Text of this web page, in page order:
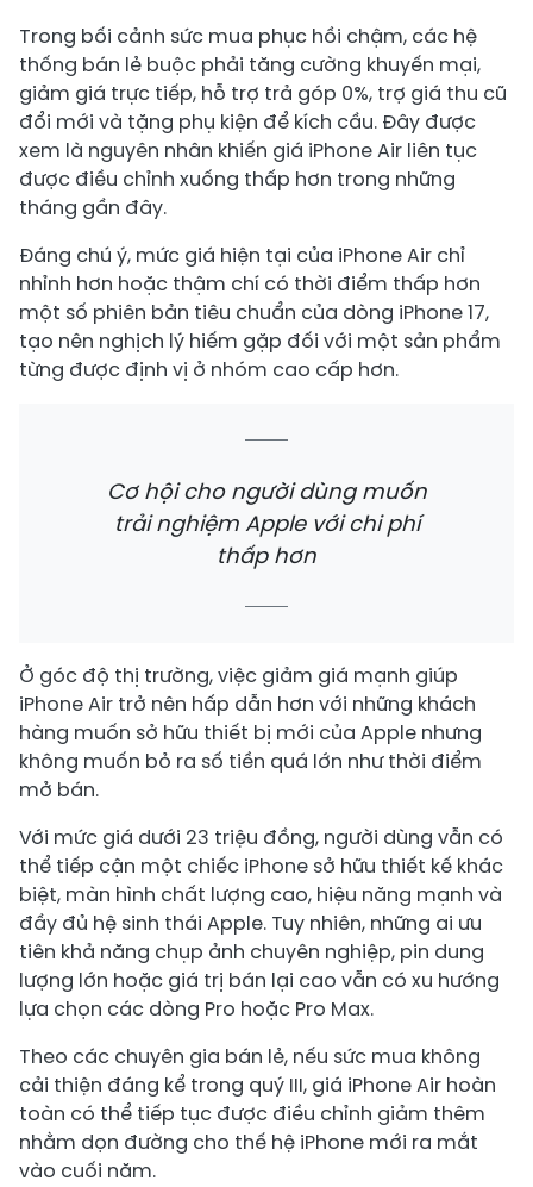
Trong bối cảnh sức mua phục hồi chậm, các hệ
thống bán lẻ buộc phải tăng cường khuyến mại,
giảm giá trực tiếp, hỗ trợ trả góp 0%, trợ giá thu cũ
đổi mới và tặng phụ kiện để kích cầu. Đây được
xem là nguyên nhân khiến giá iPhone Air liên tục
được điều chỉnh xuống thấp hơn trong những
tháng gần đây.
Đáng chú ý, mức giá hiện tại của iPhone Air chỉ
nhỉnh hơn hoặc thậm chí có thời điểm thấp hơn
một số phiên bản tiêu chuẩn của dòng iPhone 17,
tạo nên nghịch lý hiếm gặp đối với một sản phẩm
từng được định vị ở nhóm cao cấp hơn.
Cơ hội cho người dùng muốn
trải nghiệm Apple với chi phí
thấp hơn
Ở góc độ thị trường, việc giảm giá mạnh giúp
iPhone Air trở nên hấp dẫn hơn với những khách
hàng muốn sở hữu thiết bị mới của Apple nhưng
không muốn bỏ ra số tiền quá lớn như thời điểm
mở bán.
Với mức giá dưới 23 triệu đồng, người dùng vẫn có
thể tiếp cận một chiếc iPhone sở hữu thiết kế khác
biệt, màn hình chất lượng cao, hiệu năng mạnh và
đầy đủ hệ sinh thái Apple. Tuy nhiên, những ai ưu
tiên khả năng chụp ảnh chuyên nghiệp, pin dung
lượng lớn hoặc giá trị bán lại cao vẫn có xu hướng
lựa chọn các dòng Pro hoặc Pro Max.
Theo các chuyên gia bán lẻ, nếu sức mua không
cải thiện đáng kể trong quý III, giá iPhone Air hoàn
toàn có thể tiếp tục được điều chỉnh giảm thêm
nhằm dọn đường cho thế hệ iPhone mới ra mắt
vào cuối năm.